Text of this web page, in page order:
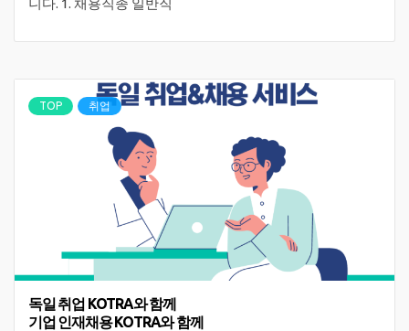
니다. 1. 채용직종 일반직
TOP 취업
독일 취업 KOTRA와 함께
기업 인재채용 KOTRA와 함께